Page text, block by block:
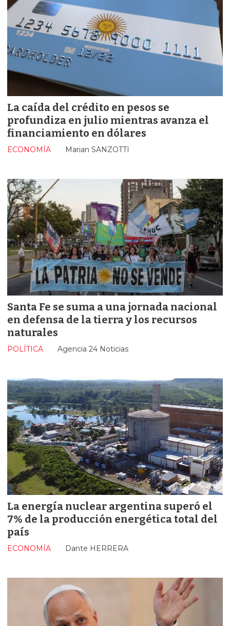
La caída del crédito en pesos se
profundiza en julio mientras avanza el
financiamiento en dólares
Marian SANZOTTI
ECONOMÍA
Santa Fe se suma a una jornada nacional
en defensa de la tierra y los recursos
naturales
Agencia 24 Noticias
POLÍTICA
La energía nuclear argentina superó el
7% de la producción energética total del
país
Dante HERRERA
ECONOMÍA